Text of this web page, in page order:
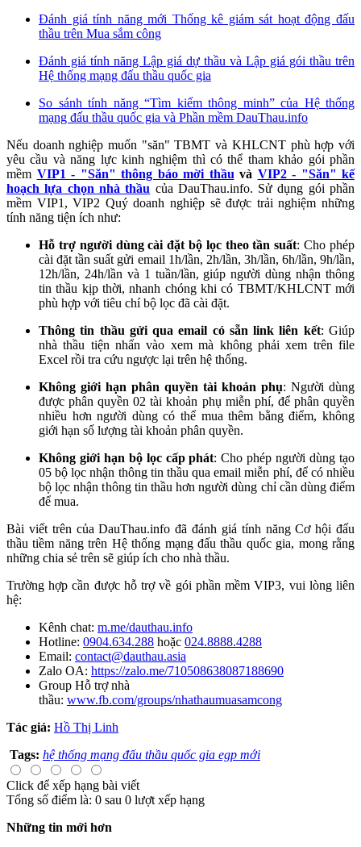
Đánh giá tính năng mới Thống kê giám sát hoạt động đấu
thầu trên Mua sắm công
Đánh giá tính năng Lập giá dự thầu và Lập giá gói thầu trên
Hệ thống mạng đấu thầu quốc gia
So sánh tính năng “Tìm kiếm thông minh” của Hệ thống
mạng đấu thầu quốc gia và Phần mềm DauThau.info
Nếu doanh nghiệp muốn "săn" TBMT và KHLCNT phù hợp với
yêu cầu và năng lực kinh nghiệm thì có thể tham khảo gói phần
mềm VIP1 - "Săn" thông báo mời thầu và VIP2 - "Săn" kế
hoạch lựa chọn nhà thầu của DauThau.info. Sử dụng gói phần
mềm VIP1, VIP2 Quý doanh nghiệp sẽ được trải nghiệm những
tính năng tiện ích như:
Hỗ trợ người dùng cài đặt bộ lọc theo tần suất: Cho phép
cài đặt tần suất gửi email 1h/lần, 2h/lần, 3h/lần, 6h/lần, 9h/lần,
12h/lần, 24h/lần và 1 tuần/lần, giúp người dùng nhận thông
tin thầu kịp thời, nhanh chóng khi có TBMT/KHLCNT mới
phù hợp với tiêu chí bộ lọc đã cài đặt.
Thông tin thầu gửi qua email có sẵn link liên kết: Giúp
nhà thầu tiện nhấn vào xem mà không phải xem trên file
Excel rồi tra cứu ngược lại trên hệ thống.
Không giới hạn phân quyền tài khoản phụ: Người dùng
được phân quyền 02 tài khoản phụ miễn phí, để phân quyền
nhiều hơn người dùng có thể mua thêm bằng điểm, không
giới hạn số lượng tài khoản phân quyền.
Không giới hạn bộ lọc cấp phát: Cho phép người dùng tạo
05 bộ lọc nhận thông tin thầu qua email miễn phí, để có nhiều
bộ lọc nhận thông tin thầu hơn người dùng chỉ cần dùng điểm
để mua.
Bài viết trên của DauThau.info đã đánh giá tính năng Cơ hội đấu
thầu tiềm năng trên Hệ thống mạng đấu thầu quốc gia, mong rằng
những chia sẻ trên sẽ giúp ích cho nhà thầu.
Trường hợp cần được hỗ trợ về gói phần mềm VIP3, vui lòng liên
hệ:
Kênh chat: m.me/dauthau.info
Hotline: 0904.634.288 hoặc 024.8888.4288
Email: contact@dauthau.asia
Zalo OA: https://zalo.me/710508638087188690
Group Hỗ trợ nhà
thầu: www.fb.com/groups/nhathaumuasamcong
Tác giả: Hồ Thị Linh
Tags: hệ thống mạng đấu thầu quốc gia egp mới
Click để xếp hạng bài viết
Tổng số điểm là: 0 sau 0 lượt xếp hạng
Những tin mới hơn